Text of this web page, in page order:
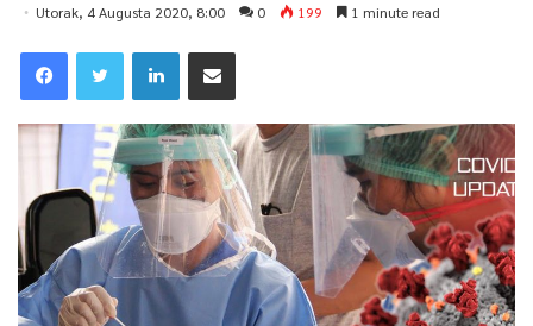
Utorak, 4 Augusta 2020, 8:00 0 199 1 minute read